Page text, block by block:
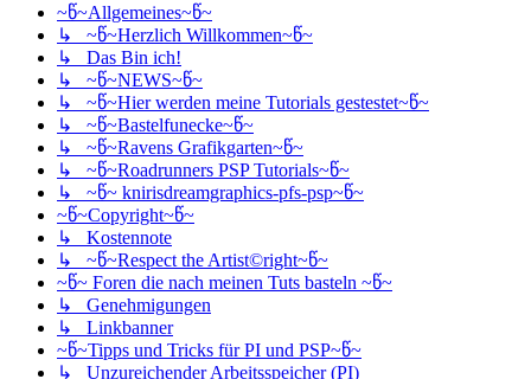
~წ~Allgemeines~წ~
↳ ~წ~Herzlich Willkommen~წ~
↳ Das Bin ich!
↳ ~წ~NEWS~წ~
↳ ~წ~Hier werden meine Tutorials gestestet~წ~
↳ ~წ~Bastelfunecke~წ~
↳ ~წ~Ravens Grafikgarten~წ~
↳ ~წ~Roadrunners PSP Tutorials~წ~
↳ ~წ~ knirisdreamgraphics-pfs-psp~წ~
~წ~Copyright~წ~
↳ Kostennote
↳ ~წ~Respect the Artist©right~წ~
~წ~ Foren die nach meinen Tuts basteln ~წ~
↳ Genehmigungen
↳ Linkbanner
~წ~Tipps und Tricks für PI und PSP~წ~
↳ Unzureichender Arbeitsspeicher (PI)